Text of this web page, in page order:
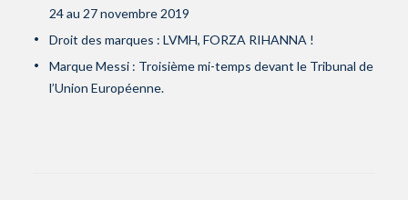
24 au 27 novembre 2019
Droit des marques : LVMH, FORZA RIHANNA !
Marque Messi : Troisième mi-temps devant le Tribunal de
l’Union Européenne.